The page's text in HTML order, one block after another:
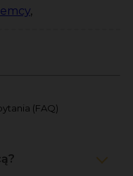
,
(FAQ)